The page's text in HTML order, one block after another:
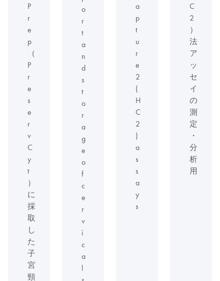
P
r
e
p
（
P
r
e
s
e
r
v
C
y
t
）
に
採
取
し
た
子
宮
頸
o
r
t
a
n
d
s
t
o
r
a
g
e
o
f
c
e
r
v
i
c
a
l
a
p
t
u
r
e
2
(
H
C
2
)
a
s
s
a
y
s
C
2
）
法
ア
ッ
セ
イ
の
測
定
・
分
析
用